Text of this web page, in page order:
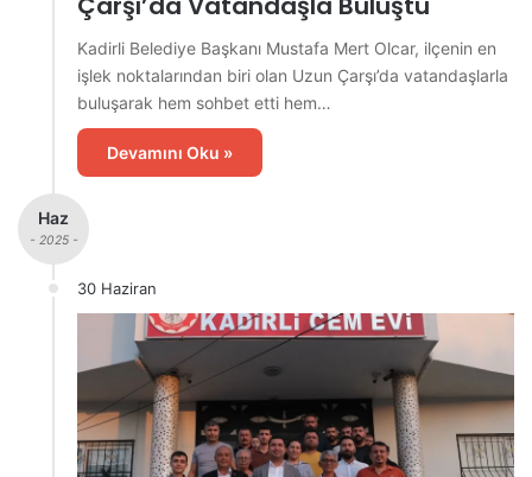
Kadirli Belediye Başkanı Mustafa Mert Olcar, ilçenin en
işlek noktalarından biri olan Uzun Çarşı’da vatandaşlarla
buluşarak hem sohbet etti hem…
Devamını Oku »
Haz
- 2025 -
30 Haziran